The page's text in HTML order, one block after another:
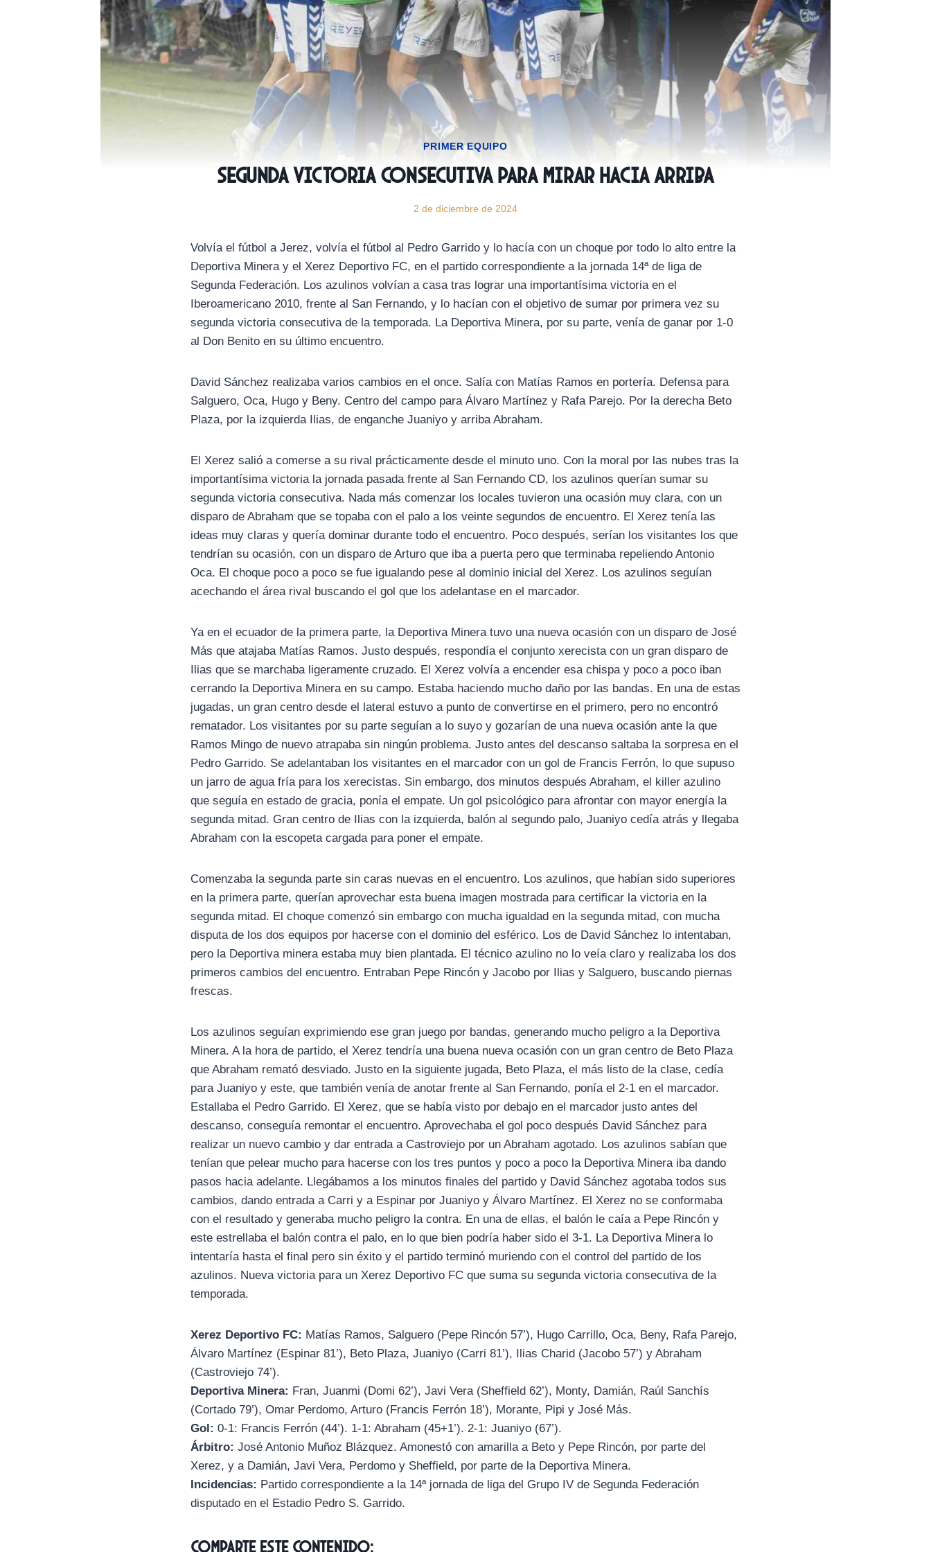
PRIMER EQUIPO
Segunda victoria consecutiva para mirar hacia arriba
2 de diciembre de 2024
Volvía el fútbol a Jerez, volvía el fútbol al Pedro Garrido y lo hacía con un choque por todo lo alto entre la
Deportiva Minera y el Xerez Deportivo FC, en el partido correspondiente a la jornada 14ª de liga de
Segunda Federación. Los azulinos volvían a casa tras lograr una importantísima victoria en el
Iberoamericano 2010, frente al San Fernando, y lo hacían con el objetivo de sumar por primera vez su
segunda victoria consecutiva de la temporada. La Deportiva Minera, por su parte, venía de ganar por 1-0
al Don Benito en su último encuentro.
David Sánchez realizaba varios cambios en el once. Salía con Matías Ramos en portería. Defensa para
Salguero, Oca, Hugo y Beny. Centro del campo para Álvaro Martínez y Rafa Parejo. Por la derecha Beto
Plaza, por la izquierda Ilias, de enganche Juaniyo y arriba Abraham.
El Xerez salió a comerse a su rival prácticamente desde el minuto uno. Con la moral por las nubes tras la
importantísima victoria la jornada pasada frente al San Fernando CD, los azulinos querían sumar su
segunda victoria consecutiva. Nada más comenzar los locales tuvieron una ocasión muy clara, con un
disparo de Abraham que se topaba con el palo a los veinte segundos de encuentro. El Xerez tenía las
ideas muy claras y quería dominar durante todo el encuentro. Poco después, serían los visitantes los que
tendrían su ocasión, con un disparo de Arturo que iba a puerta pero que terminaba repeliendo Antonio
Oca. El choque poco a poco se fue igualando pese al dominio inicial del Xerez. Los azulinos seguían
acechando el área rival buscando el gol que los adelantase en el marcador.
Ya en el ecuador de la primera parte, la Deportiva Minera tuvo una nueva ocasión con un disparo de José
Más que atajaba Matías Ramos. Justo después, respondía el conjunto xerecista con un gran disparo de
Ilias que se marchaba ligeramente cruzado. El Xerez volvía a encender esa chispa y poco a poco iban
cerrando la Deportiva Minera en su campo. Estaba haciendo mucho daño por las bandas. En una de estas
jugadas, un gran centro desde el lateral estuvo a punto de convertirse en el primero, pero no encontró
rematador. Los visitantes por su parte seguían a lo suyo y gozarían de una nueva ocasión ante la que
Ramos Mingo de nuevo atrapaba sin ningún problema. Justo antes del descanso saltaba la sorpresa en el
Pedro Garrido. Se adelantaban los visitantes en el marcador con un gol de Francis Ferrón, lo que supuso
un jarro de agua fría para los xerecistas. Sin embargo, dos minutos después Abraham, el killer azulino
que seguía en estado de gracia, ponía el empate. Un gol psicológico para afrontar con mayor energía la
segunda mitad. Gran centro de Ilias con la izquierda, balón al segundo palo, Juaniyo cedía atrás y llegaba
Abraham con la escopeta cargada para poner el empate.
Comenzaba la segunda parte sin caras nuevas en el encuentro. Los azulinos, que habían sido superiores
en la primera parte, querían aprovechar esta buena imagen mostrada para certificar la victoria en la
segunda mitad. El choque comenzó sin embargo con mucha igualdad en la segunda mitad, con mucha
disputa de los dos equipos por hacerse con el dominio del esférico. Los de David Sánchez lo intentaban,
pero la Deportiva minera estaba muy bien plantada. El técnico azulino no lo veía claro y realizaba los dos
primeros cambios del encuentro. Entraban Pepe Rincón y Jacobo por Ilias y Salguero, buscando piernas
frescas.
Los azulinos seguían exprimiendo ese gran juego por bandas, generando mucho peligro a la Deportiva
Minera. A la hora de partido, el Xerez tendría una buena nueva ocasión con un gran centro de Beto Plaza
que Abraham remató desviado. Justo en la siguiente jugada, Beto Plaza, el más listo de la clase, cedía
para Juaniyo y este, que también venía de anotar frente al San Fernando, ponía el 2-1 en el marcador.
Estallaba el Pedro Garrido. El Xerez, que se había visto por debajo en el marcador justo antes del
descanso, conseguía remontar el encuentro. Aprovechaba el gol poco después David Sánchez para
realizar un nuevo cambio y dar entrada a Castroviejo por un Abraham agotado. Los azulinos sabían que
tenían que pelear mucho para hacerse con los tres puntos y poco a poco la Deportiva Minera iba dando
pasos hacia adelante. Llegábamos a los minutos finales del partido y David Sánchez agotaba todos sus
cambios, dando entrada a Carri y a Espinar por Juaniyo y Álvaro Martínez. El Xerez no se conformaba
con el resultado y generaba mucho peligro la contra. En una de ellas, el balón le caía a Pepe Rincón y
este estrellaba el balón contra el palo, en lo que bien podría haber sido el 3-1. La Deportiva Minera lo
intentaría hasta el final pero sin éxito y el partido terminó muriendo con el control del partido de los
azulinos. Nueva victoria para un Xerez Deportivo FC que suma su segunda victoria consecutiva de la
temporada.
Xerez Deportivo FC: Matías Ramos, Salguero (Pepe Rincón 57’), Hugo Carrillo, Oca, Beny, Rafa Parejo,
Álvaro Martínez (Espinar 81’), Beto Plaza, Juaniyo (Carri 81’), Ilias Charid (Jacobo 57’) y Abraham
(Castroviejo 74’).
Deportiva Minera: Fran, Juanmi (Domi 62’), Javi Vera (Sheffield 62’), Monty, Damián, Raúl Sanchís
(Cortado 79’), Omar Perdomo, Arturo (Francis Ferrón 18’), Morante, Pipi y José Más.
Gol: 0-1: Francis Ferrón (44’). 1-1: Abraham (45+1’). 2-1: Juaniyo (67’).
Árbitro: José Antonio Muñoz Blázquez. Amonestó con amarilla a Beto y Pepe Rincón, por parte del
Xerez, y a Damián, Javi Vera, Perdomo y Sheffield, por parte de la Deportiva Minera.
Incidencias: Partido correspondiente a la 14ª jornada de liga del Grupo IV de Segunda Federación
disputado en el Estadio Pedro S. Garrido.
Comparte este contenido: